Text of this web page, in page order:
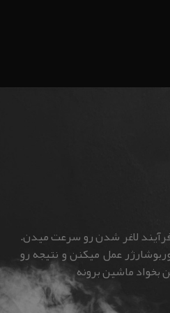
فرآیند لاغر شدن رو سرعت میدن.
عمل میکنن و نتیجه رو
بخواد ماشین برونه